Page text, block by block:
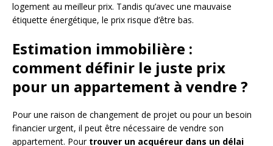
logement au meilleur prix. Tandis qu’avec une mauvaise
étiquette énergétique, le prix risque d’être bas.
Estimation immobilière :
comment définir le juste prix
pour un appartement à vendre ?
Pour une raison de changement de projet ou pour un besoin
financier urgent, il peut être nécessaire de vendre son
appartement. Pourtrouver un acquéreur dans un délai